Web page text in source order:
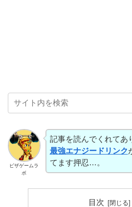
ピザゲームラ
ボ
記事を読んでくれてあ
最強エナジードリンク
てます押忍…。
目次